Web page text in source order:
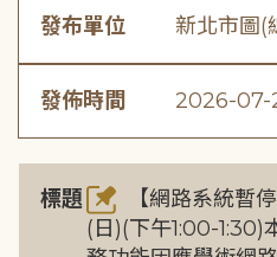
發布單位 新北市圖(
發佈時間 2026-07-
標題
【網路系統暫
(日)(下午1:00-1:30)